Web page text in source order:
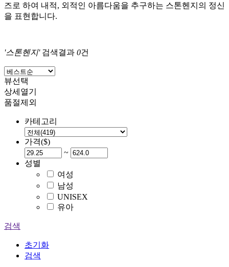
즈로 하여 내적, 외적인 아름다움을 추구하는 스톤헨지의 정신
을 표현합니다.
'스톤헨지'검색결과 0건
뷰선택
상세열기
품절제외
카테고리
가격($)
~
성별
여성
남성
UNISEX
유아
검색
초기화
검색